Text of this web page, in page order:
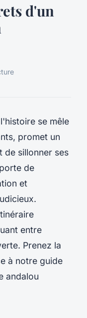
d'un
se mêle
promet un
de sillonner ses
de
et
entre
Prenez la
à notre guide
andalou